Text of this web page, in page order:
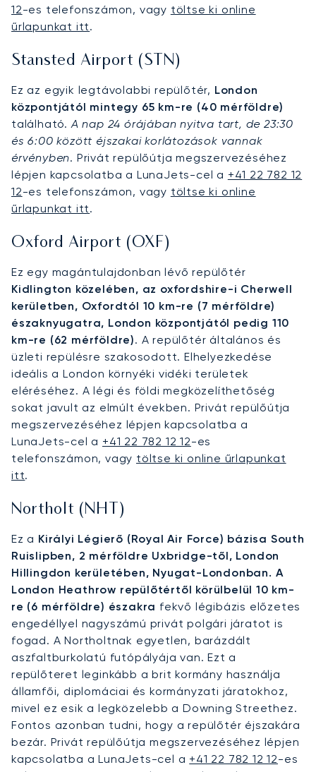
12-es telefonszámon, vagy töltse ki online
űrlapunkat itt.
Stansted Airport (STN)
Ez az egyik legtávolabbi repülőtér, London
központjától mintegy 65 km-re (40 mérföldre)
található.A nap 24 órájában nyitva tart, de 23:30
és 6:00 között éjszakai korlátozások vannak
érvényben. Privát repülőútja megszervezéséhez
lépjen kapcsolatba a LunaJets-cel a +41 22 782 12
12-es telefonszámon, vagy töltse ki online
űrlapunkat itt.
Oxford Airport (OXF)
Ez egy magántulajdonban lévő repülőtér
Kidlington közelében, az oxfordshire-i Cherwell
kerületben, Oxfordtól 10 km-re (7 mérföldre)
északnyugatra, London központjától pedig 110
km-re (62 mérföldre). A repülőtér általános és
üzleti repülésre szakosodott. Elhelyezkedése
ideális a London környéki vidéki területek
eléréséhez. A légi és földi megközelíthetőség
sokat javult az elmúlt években. Privát repülőútja
megszervezéséhez lépjen kapcsolatba a
LunaJets-cel a +41 22 782 12 12-es
telefonszámon, vagy töltse ki online űrlapunkat
itt.
Northolt (NHT)
Ez a Királyi Légierő (Royal Air Force) bázisa South
Ruislipben, 2 mérföldre Uxbridge-től, London
Hillingdon kerületében, Nyugat-Londonban. A
London Heathrow repülőtértől körülbelül 10 km-
re (6 mérföldre) északra fekvő légibázis előzetes
engedéllyel nagyszámú privát polgári járatot is
fogad. A Northoltnak egyetlen, barázdált
aszfaltburkolatú futópályája van. Ezt a
repülőteret leginkább a brit kormány használja
államfői, diplomáciai és kormányzati járatokhoz,
mivel ez esik a legközelebb a Downing Streethez.
Fontos azonban tudni, hogy a repülőtér éjszakára
bezár. Privát repülőútja megszervezéséhez lépjen
kapcsolatba a LunaJets-cel a +41 22 782 12 12-es